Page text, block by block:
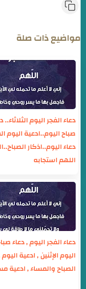
مواضيع ذات صلة
دعاء الفجر اليوم الثلاثاء..
صباح اليوم..ادعية اليوم
دعاء اليوم..اذكار
اللهم استجابه
دعاء الفجر اليوم , دعاء
اليوم الإثنين , ادعية
الصباح والمساء , ادعية